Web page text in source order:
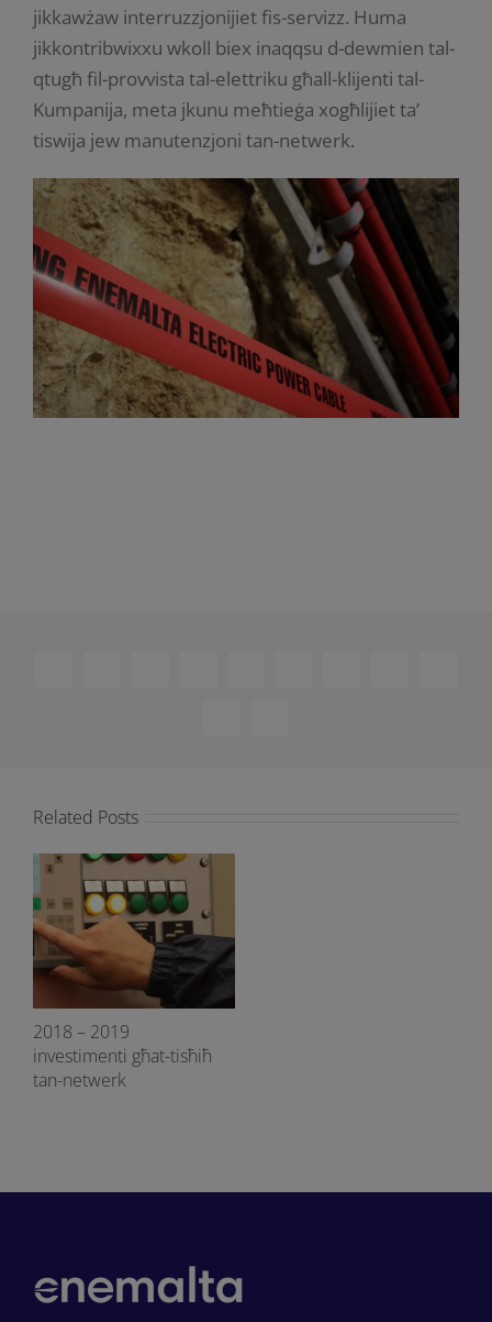
jikkawżaw interruzzjonijiet fis-servizz. Huma
jikkontribwixxu wkoll biex inaqqsu d-dewmien tal-
qtugħ fil-provvista tal-elettriku għall-klijenti tal-
Kumpanija, meta jkunu meħtieġa xogħlijiet ta’
tiswija jew manutenzjoni tan-netwerk.
Related Posts
2018 – 2019
investimenti għat-tisħiħ
tan-netwerk